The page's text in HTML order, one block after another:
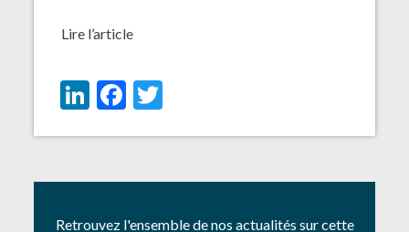
Lire l’article
LinkedIn
Facebook
Twitter
Retrouvez l'ensemble de nos actualités sur cette